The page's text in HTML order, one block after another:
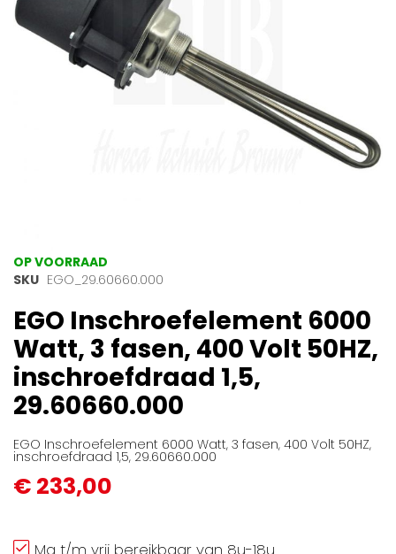
gallerij
Ga
naar
begin
van
de
afbeeldingen-
gallerij
OP VOORRAAD
SKU EGO_29.60660.000
EGO Inschroefelement 6000
Watt, 3 fasen, 400 Volt 50HZ,
inschroefdraad 1,5,
29.60660.000
EGO Inschroefelement 6000 Watt, 3 fasen, 400 Volt 50HZ,
inschroefdraad 1,5, 29.60660.000
€ 233,00
Ma t/m vrij bereikbaar van 8u-18u